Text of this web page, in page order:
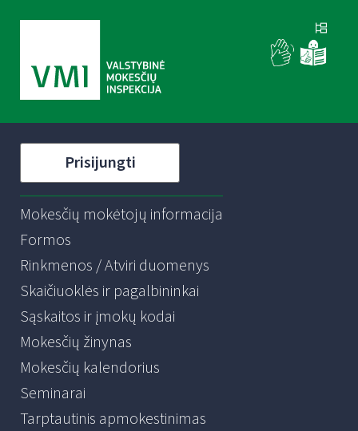
Prisijungti
Mokesčių mokėtojų informacija
Formos
Rinkmenos / Atviri duomenys
Skaičiuoklės ir pagalbininkai
Sąskaitos ir įmokų kodai
Mokesčių žinynas
Mokesčių kalendorius
Seminarai
Tarptautinis apmokestinimas